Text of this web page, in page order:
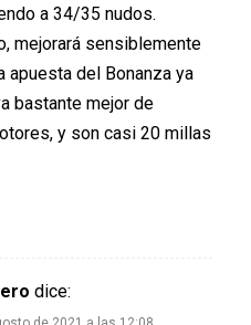
a 34/35 nudos.
mejorará sensiblemente
apuesta del Bonanza ya
bastante mejor de
y son casi 20 millas
dice: